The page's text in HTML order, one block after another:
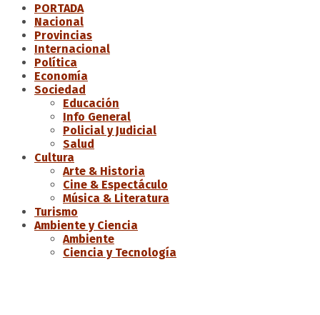
PORTADA
Nacional
Provincias
Internacional
Política
Economía
Sociedad
Educación
Info General
Policial y Judicial
Salud
Cultura
Arte & Historia
Cine & Espectáculo
Música & Literatura
Turismo
Ambiente y Ciencia
Ambiente
Ciencia y Tecnología